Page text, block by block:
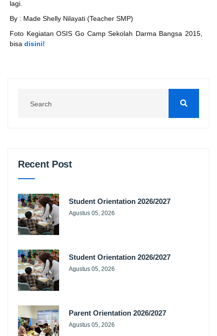
lagi.
By : Made Shelly Nilayati (Teacher SMP)
Foto Kegiatan OSIS Go Camp Sekolah Darma Bangsa 2015,
bisa disini!
Recent Post
Student Orientation 2026/2027
Agustus 05, 2026
Student Orientation 2026/2027
Agustus 05, 2026
Parent Orientation 2026/2027
Agustus 05, 2026